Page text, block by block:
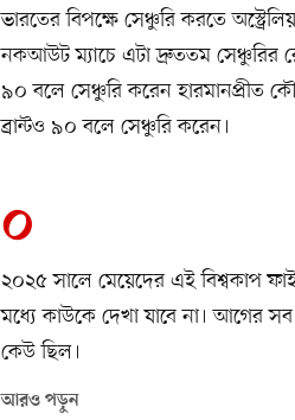
ভারতের বিপক্ষে সেঞ্চুরি করতে
নকআউট ম্যাচে এটা দ্রুততম সেঞ্চুরির
৯০ বলে সেঞ্চুরি করেন হারমানপ্রীত
ব্রান্টও ৯০ বলে সেঞ্চুরি করেন।
০
২০২৫ সালে মেয়েদের এই বিশ্বকাপ
মধ্যে কাউকে দেখা যাবে না। আগের
কেউ ছিল।
আরও পড়ুন